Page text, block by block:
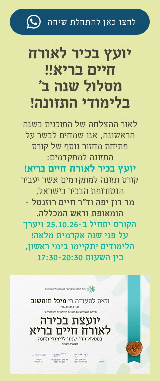
לחצו כאן להתחלת שיחה
יועץ בכיר לאורח
חיים בריא!!
מסלול שנה ב'
בלימודי התזונה!
לאור ההצלחה של התוכנית בשנה
הראשונה, אנו שמחים לבשר על
פתיחת מחזור נוסף של קורס
התזונה למתקדמים:
יועץ בכיר לאורח חיים בריא!
קורס תזונה למתקדמים אשר יעביר
הנטורופת הבכיר בישראל,
מר רון יפה וד"ר חיים רוזנטל -
הומאופת וראש המכללה.
הקורס יתחיל ב-25.10.26 ויערך
על פני שנה אקדמית מלאה!
הלימודים יתקיימו בימי ראשון,
בין השעות 17:30-20:30